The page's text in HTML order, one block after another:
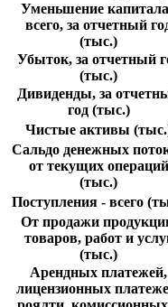
Уменьшение
всего, за отчетный
(тыс.)
Убыток, за отчетный
(тыс.)
Дивиденды, за
год (тыс.)
Чистые активы
Сальдо денежных
от текущих операций
(тыс.)
Поступления - всего
От продажи
товаров, работ и
(тыс.)
Арендных платежей,
лицензионных